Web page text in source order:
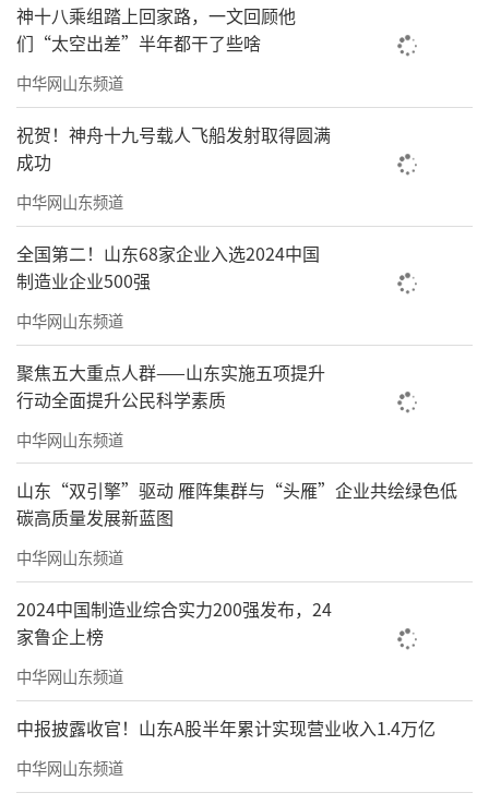
神十八乘组踏上回家路，一文回顾他
们“太空出差”半年都干了些啥
中华网山东频道
祝贺！神舟十九号载人飞船发射取得圆满
成功
中华网山东频道
全国第二！山东68家企业入选2024中国
制造业企业500强
中华网山东频道
聚焦五大重点人群——山东实施五项提升
行动全面提升公民科学素质
中华网山东频道
山东“双引擎”驱动 雁阵集群与“头雁”企业共绘绿色低
碳高质量发展新蓝图
中华网山东频道
2024中国制造业综合实力200强发布，24
家鲁企上榜
中华网山东频道
中报披露收官！山东A股半年累计实现营业收入1.4万亿
中华网山东频道